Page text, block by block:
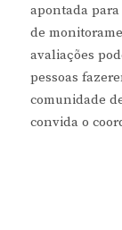
apontada
de
avaliações
pessoas
comunidade
convida o